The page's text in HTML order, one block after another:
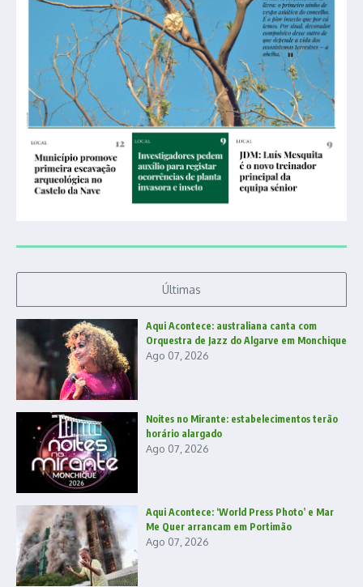
Últimas
Aqui Acontece: australiana canta com
Orquestra de Jazz do Algarve em Monchique
Ago 07, 2026
Noites no Mirante: estabelecimentos terão
horário alargado
Ago 07, 2026
Aqui Acontece: ‘World Press Photo’ e Mar
Me Quer arrancam em Portimão
Ago 07, 2026